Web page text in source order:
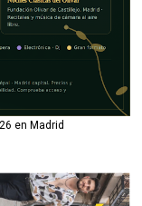
en Madrid